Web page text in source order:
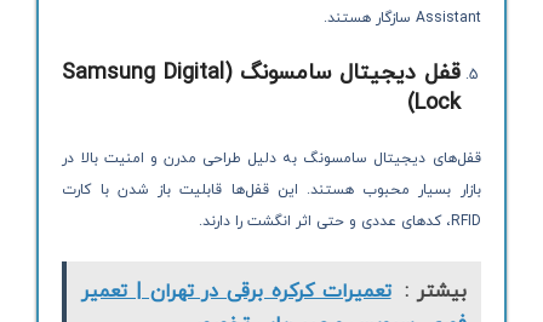
Assistant سازگار هستند.
قفل دیجیتال سامسونگ (Samsung Digital
Lock)
قفل‌های دیجیتال سامسونگ به دلیل طراحی مدرن و امنیت بالا در
بازار بسیار محبوب هستند. این قفل‌ها قابلیت باز شدن با کارت
RFID، کدهای عددی و حتی اثر انگشت را دارند.
بیشتر : تعمیرات کرکره برقی در تهران | تعمیر